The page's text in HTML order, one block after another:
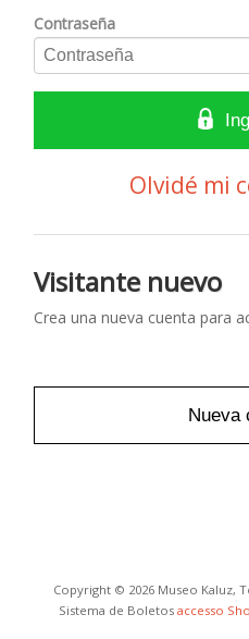
Contraseña
Olvidé mi
Visitante nuevo
Crea una nueva cuenta para
Nueva
Copyright © 2026 Museo Kaluz,
Sistema de Boletos accesso